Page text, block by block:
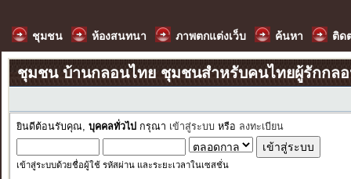
ชุมชน ห้องสนทนา ภาพตกแต่งเว็บ ค้นหา ติด
ชุมชน บ้านกลอนไทย ชุมชนสำหรับคนไทยผู้รักกล
ยินดีต้อนรับคุณ, บุคคลทั่วไป กรุณา เข้าสู่ระบบ หรือ ลงทะเบียน
เข้าสู่ระบบด้วยชื่อผู้ใช้ รหัสผ่าน และระยะเวลาในเซสชั่น